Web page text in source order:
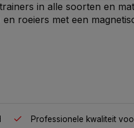
in alle soorten en
roeiers met een
geleverd